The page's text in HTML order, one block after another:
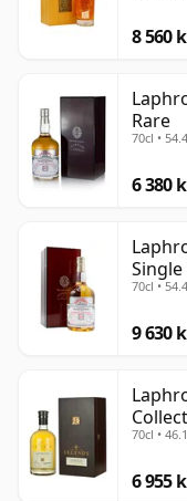
8 560
Rare
70cl •
6 380
70cl •
9 630
70cl •
6 955